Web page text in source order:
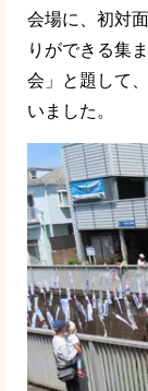
会場に、初対
りができる集
会」と題して
いました。